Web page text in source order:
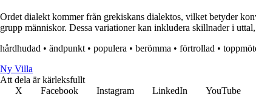
Ordet dialekt kommer från grekiskans dialektos, vilket betyder
grupp människor. Dessa variationer kan inkludera skillnader i
hårdhudad • ändpunkt • populera • berömma • förtrollad •
Ny Villa
Att dela är kärleksfullt
X
Facebook Instagram LinkedIn YouTube